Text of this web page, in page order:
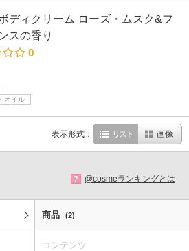
ディクリーム ローズ・ムスク&フ
スの香り
0
-
オイル
表示形式： リスト 画像
? @cosmeランキングとは
商品 (2)
コンテンツ